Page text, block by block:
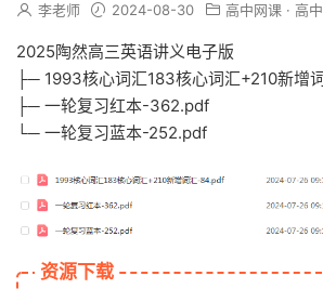
李老师 2024-08-30 高中网课 · 高
2025陶然高三英语讲义电子版
├─ 1993核心词汇183核心词汇+210新增
├─ 一轮复习红本-362.pdf
└─ 一轮复习蓝本-252.pdf
资源下载